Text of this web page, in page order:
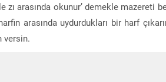
arasında okunur’ demekle mazereti
arasında uydurdukları bir harf
versin.